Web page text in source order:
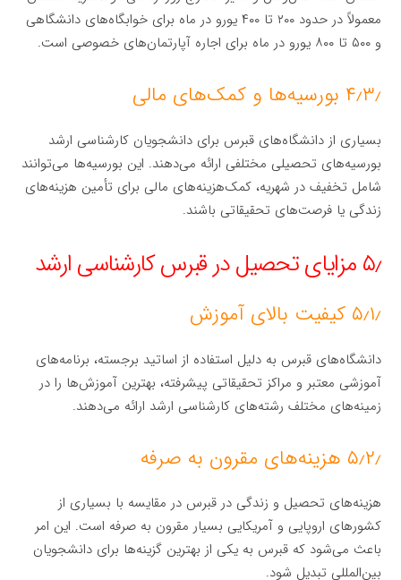
معمولاً در حدود ۲۰۰ تا ۴۰۰ یورو در ماه برای خوابگاه‌های دانشگاهی
و ۵۰۰ تا ۸۰۰ یورو در ماه برای اجاره آپارتمان‌های خصوصی است.
۴٫۳٫ بورسیه‌ها و کمک‌های مالی
بسیاری از دانشگاه‌های قبرس برای دانشجویان کارشناسی ارشد
بورسیه‌های تحصیلی مختلفی ارائه می‌دهند. این بورسیه‌ها می‌توانند
شامل تخفیف در شهریه، کمک‌هزینه‌های مالی برای تأمین هزینه‌های
زندگی یا فرصت‌های تحقیقاتی باشند.
۵٫ مزایای تحصیل در قبرس کارشناسی ارشد
۵٫۱٫ کیفیت بالای آموزش
دانشگاه‌های قبرس به دلیل استفاده از اساتید برجسته، برنامه‌های
آموزشی معتبر و مراکز تحقیقاتی پیشرفته، بهترین آموزش‌ها را در
زمینه‌های مختلف رشته‌های کارشناسی ارشد ارائه می‌دهند.
۵٫۲٫ هزینه‌های مقرون به صرفه
هزینه‌های تحصیل و زندگی در قبرس در مقایسه با بسیاری از
کشورهای اروپایی و آمریکایی بسیار مقرون به صرفه است. این امر
باعث می‌شود که قبرس به یکی از بهترین گزینه‌ها برای دانشجویان
بین‌المللی تبدیل شود.